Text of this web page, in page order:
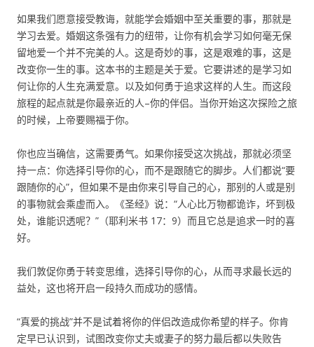
如果我们愿意接受教诲，就能学会婚姻中至关重要的事，那就是
学习去爱。婚姻这条强有力的纽带，让你有机会学习如何毫无保
留地爱一个并不完美的人。这是奇妙的事，这是艰难的事，这是
改变你一生的事。这本书的主题是关于爱。它要讲述的是学习如
何让你的人生充满爱意。以及如何勇于追求这样的人生。而这段
旅程的起点就是你最亲近的人–你的伴侣。当你开始这次探险之旅
的时候，上帝要赐福于你。
你也应当确信，这需要勇气。如果你接受这次挑战，那就必须坚
持一点：你选择引导你的心，而不是跟随它的脚步。人们都说“要
跟随你的心”，但如果不是由你来引导自己的心，那别的人或是别
的事物就会乘虚而入。《圣经》说：“人心比万物都诡诈，坏到极
处，谁能识透呢？”（耶利米书 17：9）而且它总是追求一时的喜
好。
我们敦促你勇于转变思维，选择引导你的心，从而寻求最长远的
益处，这也将开启一段持久而成功的感情。
“真爱的挑战”并不是试着将你的伴侣改造成你希望的样子。你肯
定早已认识到，试图改变你丈夫或妻子的努力最后都以失败告